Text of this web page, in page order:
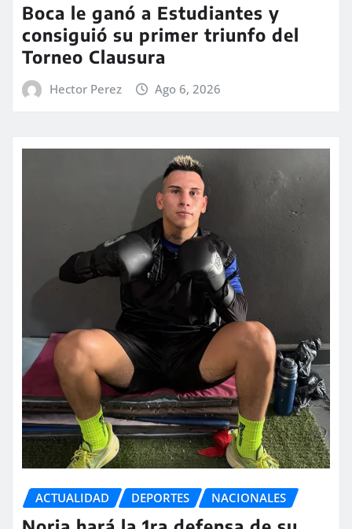
Boca le ganó a Estudiantes y
consiguió su primer triunfo del
Torneo Clausura
Hector Perez Ago 6, 2026
ACTUALIDAD DEPORTES NACIONALES